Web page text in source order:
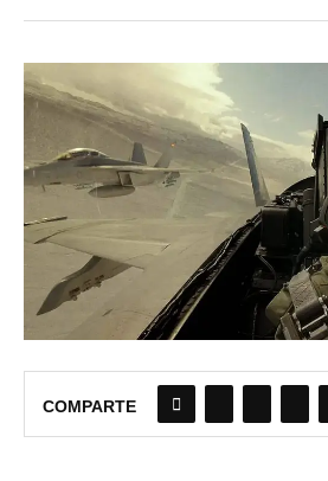
COMPARTE